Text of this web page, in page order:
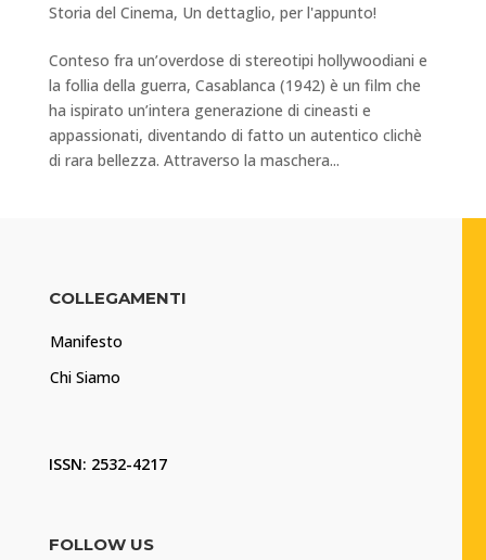
Storia del Cinema, Un dettaglio, per l'appunto!
Conteso fra un’overdose di stereotipi hollywoodiani e
la follia della guerra, Casablanca (1942) è un film che
ha ispirato un’intera generazione di cineasti e
appassionati, diventando di fatto un autentico clichè
di rara bellezza. Attraverso la maschera...
COLLEGAMENTI
Manifesto
Chi Siamo
ISSN: 2532-4217
FOLLOW US